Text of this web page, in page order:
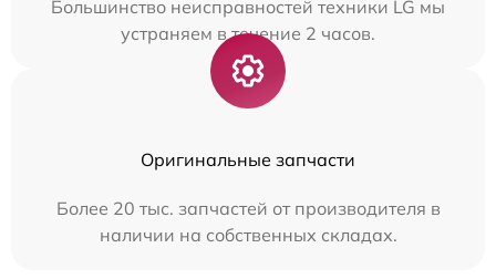
Большинство неисправностей техники LG мы
устраняем в течение 2 часов.
Оригинальные запчасти
Более 20 тыс. запчастей от производителя в
наличии на собственных складах.